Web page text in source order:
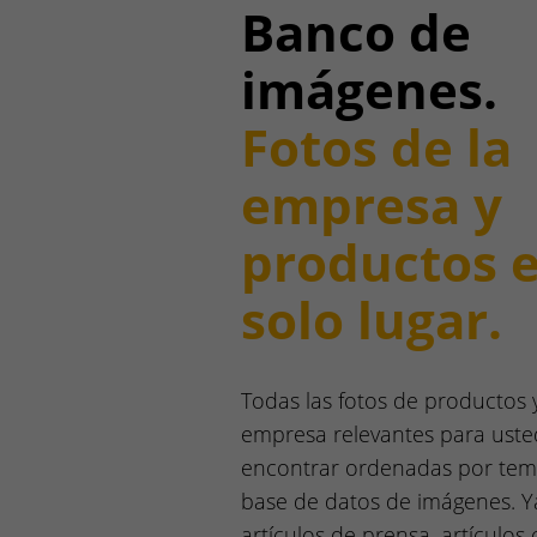
Banco de
imágenes.
Fotos de la
empresa y
productos
solo lugar.
Todas las fotos de productos
empresa relevantes para
encontrar ordenadas por
base de datos de imágenes.